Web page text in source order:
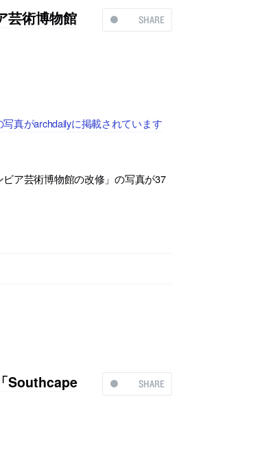
SHARE
芸術博物館
真がarchdailyに掲載されています
ア芸術博物館の改修」の写真が37
SHARE
Southcape